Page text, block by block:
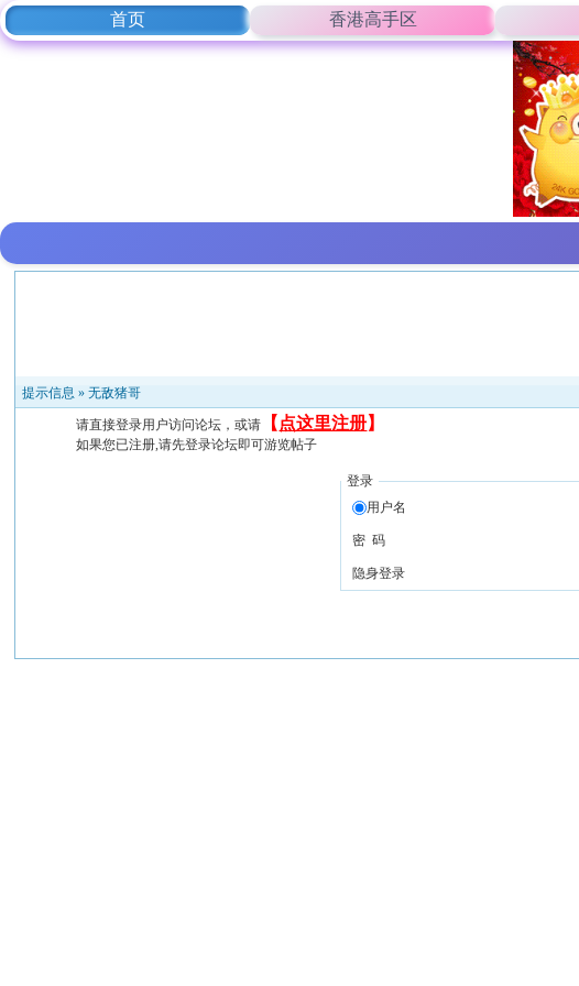
首页 香港高手区
提示信息 »无敌猪哥
请直接登录用户访问论坛，或请 【 点这里注册】
如果您已注册,请先登录论坛即可游览帖子
登录
用户名
密 码
隐身登录